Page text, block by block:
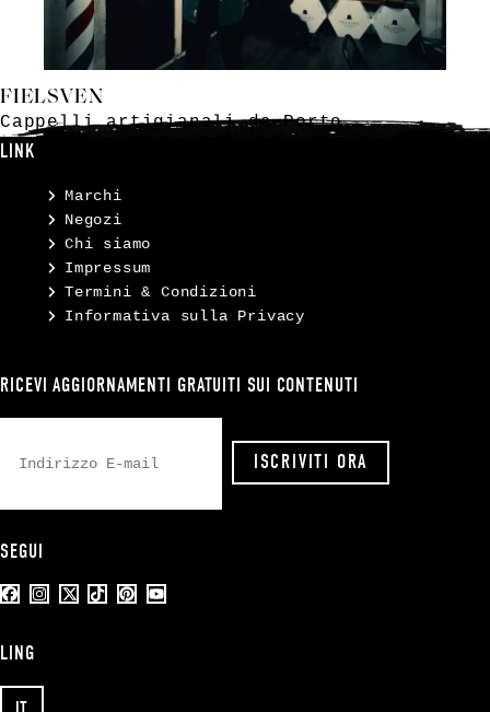
FIELSVEN
Cappelli artigianali da Porto
LINK
Marchi
Negozi
Chi siamo
Impressum
Termini & Condizioni
Informativa sulla Privacy
RICEVI AGGIORNAMENTI GRATUITI SUI CONTENUTI
SEGUI
LING
IT